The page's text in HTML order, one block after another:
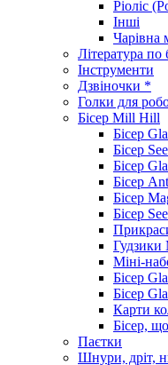
Ріоліс
Інші
Чарівна
Література по
Інструменти
Дзвіночки *
Голки для
Бісер Mill Hill
Бісер
Бісер
Бісер
Бісер
Бісер
Бісер
Гудзики
Міні-
Бісер
Бісер
Карти
Бісер,
Паєтки
Шнури, дріт,